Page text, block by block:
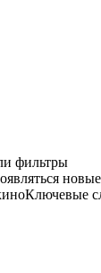
фильтры
Ключевые